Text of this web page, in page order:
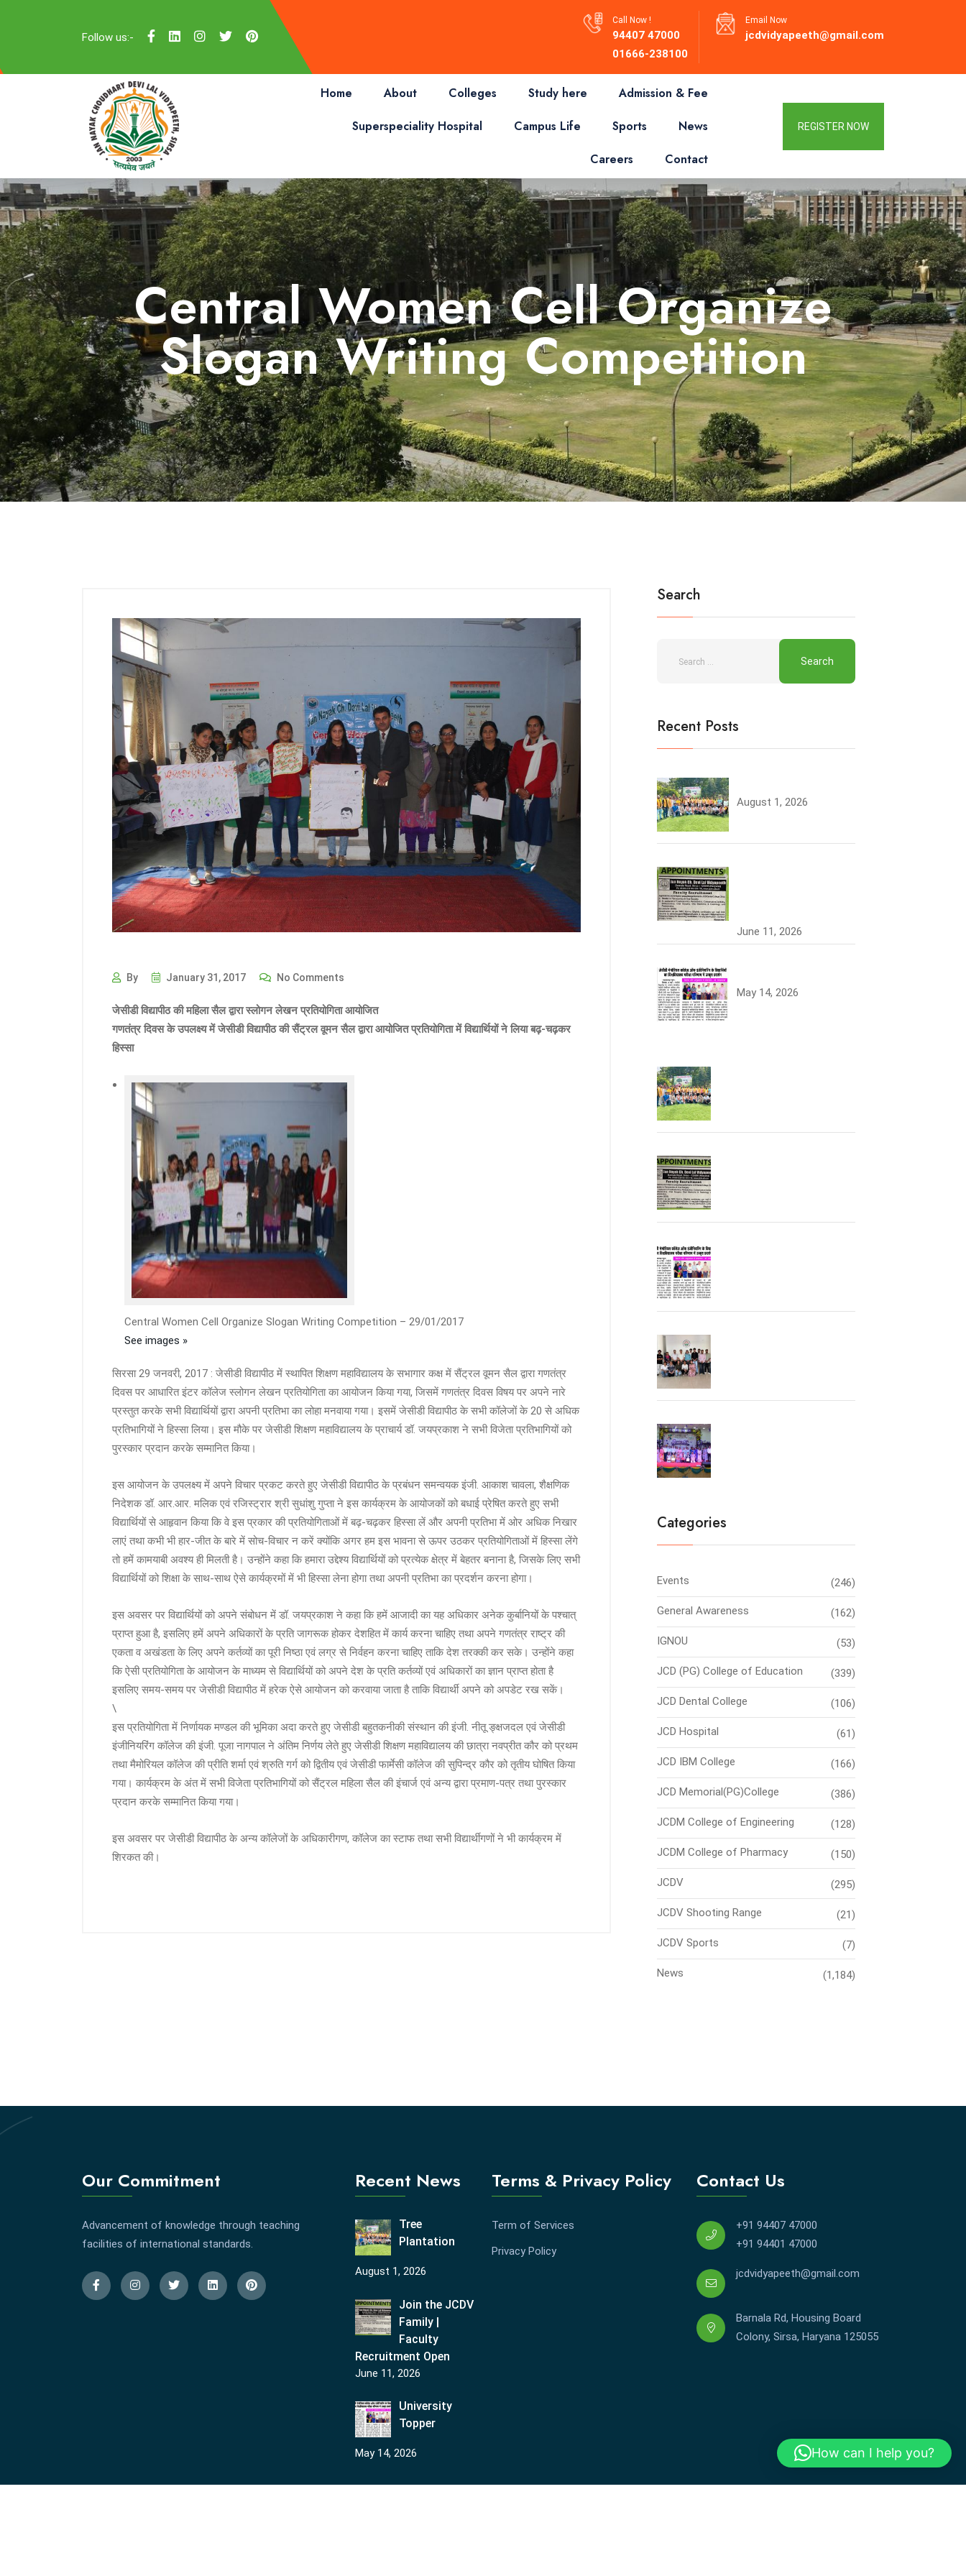
Follow us:-
Call Now !
94407 47000
01666-238100
Email Now
jcdvidyapeeth@gmail.com
Home About Colleges Study here
Admission & Fee
Superspeciality Hospital
Campus Life Sports
News
Careers
Contact
REGISTER NOW
Central Women Cell Organize
Slogan Writing Competition
By January 31, 2017 No Comments
जेसीडी विद्यापीठ की महिला सैल द्वारा स्लोगन लेखन प्रतियोगिता आयोजित
गणतंत्र दिवस के उपलक्ष्य में जेसीडी विद्यापीठ की सैंट्रल वूमन सैल द्वारा आयोजित प्रतियोगिता में विद्यार्थियों ने लिया बढ़-चढ़कर
हिस्सा
Central Women Cell Organize Slogan Writing Competition – 29/01/2017
See images »
सिरसा 29 जनवरी, 2017 : जेसीडी विद्यापीठ में स्थापित शिक्षण महाविद्यालय के सभागार कक्ष में सैंट्रल वूमन सैल द्वारा गणतंत्र
दिवस पर आधारित इंटर कॉलेज स्लोगन लेखन प्रतियोगिता का आयोजन किया गया, जिसमें गणतंत्र दिवस विषय पर अपने नारे
प्रस्तुत करके सभी विद्यार्थियों द्वारा अपनी प्रतिभा का लोहा मनवाया गया। इसमें जेसीडी विद्यापीठ के सभी कॉलेजों के 20 से अधिक
प्रतिभागियों ने हिस्सा लिया। इस मौके पर जेसीडी शिक्षण महाविद्यालय के प्राचार्य डॉ. जयप्रकाश ने सभी विजेता प्रतिभागियों को
पुरस्कार प्रदान करके सम्मानित किया।
इस आयोजन के उपलक्ष्य में अपने विचार प्रकट करते हुए जेसीडी विद्यापीठ के प्रबंधन समन्वयक इंजी. आकाश चावला, शैक्षणिक
निदेशक डॉ. आर.आर. मलिक एवं रजिस्ट्रार श्री सुधांशु गुप्ता ने इस कार्यक्रम के आयोजकों को बधाई प्रेषित करते हुए सभी
विद्यार्थियों से आहृवान किया कि वे इस प्रकार की प्रतियोगिताओं में बढ़-चढ़कर हिस्सा लें और अपनी प्रतिभा में ओर अधिक निखार
लाएं तथा कभी भी हार-जीत के बारे में सोच-विचार न करें क्योंकि अगर हम इस भावना से ऊपर उठकर प्रतियोगिताओं में हिस्सा लेंगे
तो हमें कामयाबी अवश्य ही मिलती है। उन्होंने कहा कि हमारा उद्देश्य विद्यार्थियों को प्रत्येक क्षेत्र में बेहतर बनाना है, जिसके लिए सभी
विद्यार्थियों को शिक्षा के साथ-साथ ऐसे कार्यक्रमों में भी हिस्सा लेना होगा तथा अपनी प्रतिभा का प्रदर्शन करना होगा।
इस अवसर पर विद्यार्थियों को अपने संबोधन में डॉ. जयप्रकाश ने कहा कि हमें आजादी का यह अधिकार अनेक कुर्बानियों के पश्चात्
प्राप्त हुआ है, इसलिए हमें अपने अधिकारों के प्रति जागरूक होकर देशहित में कार्य करना चाहिए तथा अपने गणतंत्र राष्ट्र की
एकता व अखंडता के लिए अपने कर्तव्यों का पूरी निष्ठा एवं लग्र से निर्वहन करना चाहिए ताकि देश तरक्की कर सके। उन्होंने कहा
कि ऐसी प्रतियोगिता के आयोजन के माध्यम से विद्यार्थियों को अपने देश के प्रति कर्तव्यों एवं अधिकारों का ज्ञान प्राप्त होता है
इसलिए समय-समय पर जेसीडी विद्यापीठ में हरेक ऐसे आयोजन को करवाया जाता है ताकि विद्यार्थी अपने को अपडेट रख सकें।
\
इस प्रतियोगिता में निर्णायक मण्डल की भूमिका अदा करते हुए जेसीडी बहुतकनीकी संस्थान की इंजी. नीतू ङ्क्षजदल एवं जेसीडी
इंजीनियरिंग कॉलेज की इंजी. पूजा नागपाल ने अंतिम निर्णय लेते हुए जेसीडी शिक्षण महाविद्यालय की छात्रा नवप्रीत कौर को प्रथम
तथा मैमोरियल कॉलेज की प्रीति शर्मा एवं श्रुति गर्ग को द्वितीय एवं जेसीडी फार्मेसी कॉलेज की सुपिन्द्र कौर को तृतीय घोषित किया
गया। कार्यक्रम के अंत में सभी विजेता प्रतिभागियों को सैंट्रल महिला सैल की इंचार्ज एवं अन्य द्वारा प्रमाण-पत्र तथा पुरस्कार
प्रदान करके सम्मानित किया गया।
इस अवसर पर जेसीडी विद्यापीठ के अन्य कॉलेजों के अधिकारीगण, कॉलेज का स्टाफ तथा सभी विद्यार्थीगणों ने भी कार्यक्रम में
शिरकत की।
Search
Recent Posts
August 1, 2026
June 11, 2026
May 14, 2026
Categories
Events (246)
General Awareness (162)
IGNOU (53)
JCD (PG) College of Education (339)
JCD Dental College (106)
JCD Hospital (61)
JCD IBM College (166)
JCD Memorial(PG)College (386)
JCDM College of Engineering (128)
JCDM College of Pharmacy (150)
JCDV (295)
JCDV Shooting Range (21)
JCDV Sports (7)
News (1,184)
Our Commitment
Advancement of knowledge through teaching
facilities of international standards.
Recent News
Tree
Plantation
August 1, 2026
Join the JCDV
Family |
Faculty
Recruitment Open
June 11, 2026
University
Topper
May 14, 2026
Terms & Privacy Policy
Term of Services
Privacy Policy
Contact Us
+91 94407 47000
+91 94401 47000
jcdvidyapeeth@gmail.com
Barnala Rd, Housing Board
Colony, Sirsa, Haryana 125055
How can I help you?